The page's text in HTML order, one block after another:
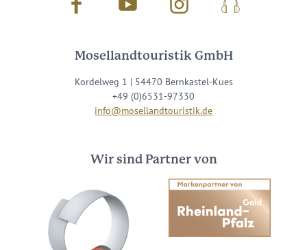
Facebook Youtube InstagramPodcast
Mosellandtouristik GmbH
Kordelweg 1 | 54470 Bernkastel-Kues
+49 (0)6531-97330
info@mosellandtouristik.de
Wir sind Partner von